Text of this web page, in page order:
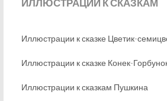
ИЛЛЮСТРАЦИИ К СКАЗКАМ
Иллюстрации к сказке Цветик-
Иллюстрации к сказке Конек-
Иллюстрации к сказкам Пушкина